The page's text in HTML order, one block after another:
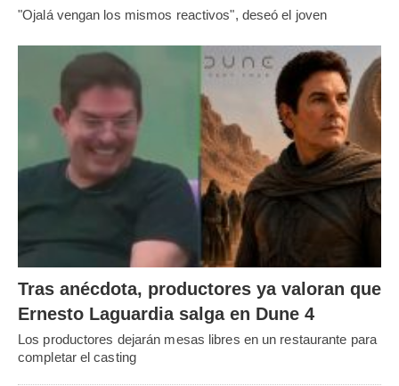
"Ojalá vengan los mismos reactivos", deseó el joven
Tras anécdota, productores ya valoran que
Ernesto Laguardia salga en Dune 4
Los productores dejarán mesas libres en un restaurante para
completar el casting